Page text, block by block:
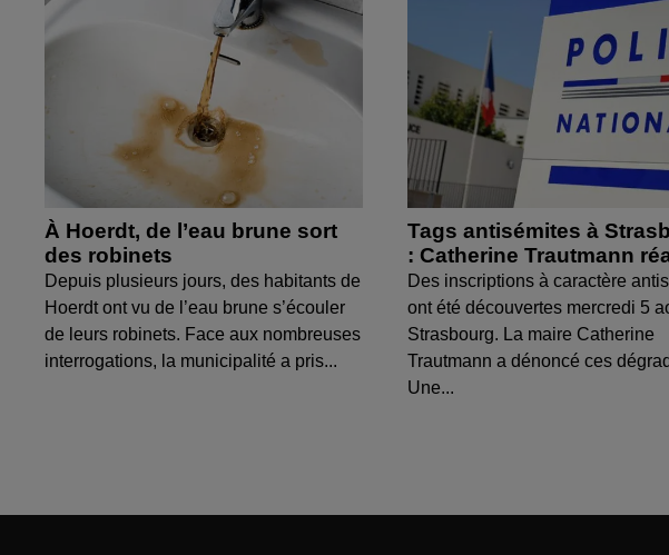
À Hoerdt, de l’eau brune sort
des robinets
Depuis plusieurs jours, des habitants de
Hoerdt ont vu de l’eau brune s’écouler
de leurs robinets. Face aux nombreuses
interrogations, la municipalité a pris...
Tags antisémites à
: Catherine Trautmann
Des inscriptions à caractère
ont été découvertes mercredi 5
Strasbourg. La maire Catherine
Trautmann a dénoncé ces
Une...